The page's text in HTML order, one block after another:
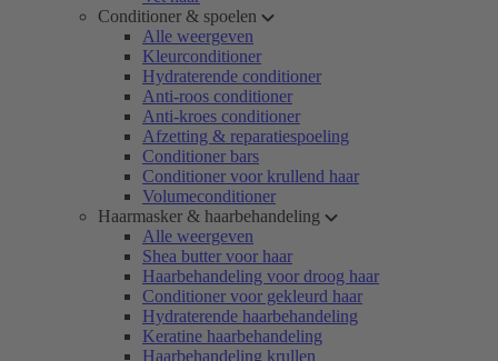
Conditioner & spoelen
Alle weergeven
Kleurconditioner
Hydraterende conditioner
Anti-roos conditioner
Anti-kroes conditioner
Afzetting & reparatiespoeling
Conditioner bars
Conditioner voor krullend haar
Volumeconditioner
Haarmasker & haarbehandeling
Alle weergeven
Shea butter voor haar
Haarbehandeling voor droog haar
Conditioner voor gekleurd haar
Hydraterende haarbehandeling
Keratine haarbehandeling
Haarbehandeling krullen